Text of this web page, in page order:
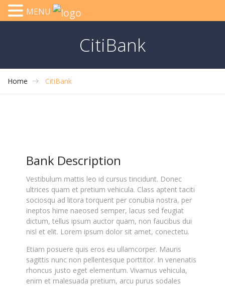
CitiBank
Home CitiBank
Bank Description
Vestibulum mattis leo id cursus tincidunt. Donec
ultrices quam et pretium vehicula. Class aptent taciti
sociosqu ad litora torquent per conubia nostra, per
ineptos hime naeosed semper, lacus sed feugiat
dictum, tellus ipsum auctor quam, non faucibus dui
nisl et elit. Lorem ipsum dolor sit amet, conectetu.
Etiam posuere quis eros eu ullamcorper. Mauris
sagittis nunc non pellentesque porttitor. In venenatis
rhoncus justo eget elementum. Vivamus vehicula,
enim et malesuada pretium, arcu purus sodales
MENU